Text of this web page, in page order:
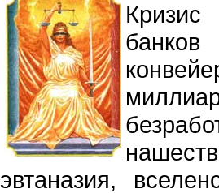
эвтаназия,